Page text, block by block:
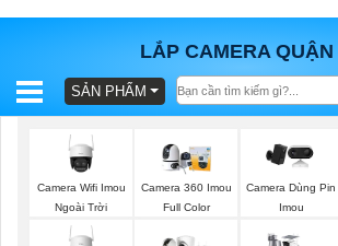
LẮP CAMERA QUẬN
BÁO
TRỌN
GÓI
SẢN PHẨM
Camera Wifi Imou
Ngoài Trời
Camera 360 Imou
Full Color
Camera Dùng Pin
Imou